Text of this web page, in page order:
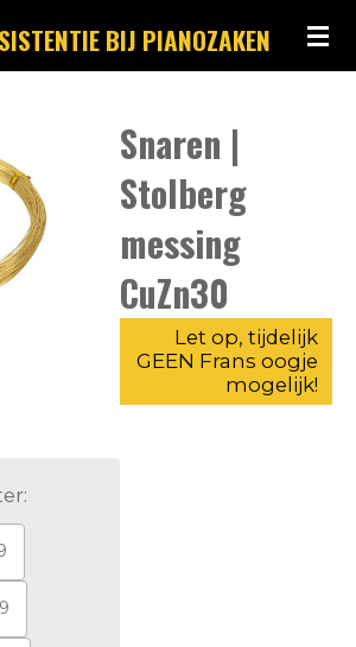
BIJ PIANOZAKEN
Snaren |
Stolberg
messing
CuZn30
Let op, tijdelijk
GEEN Frans oogje
mogelijk!